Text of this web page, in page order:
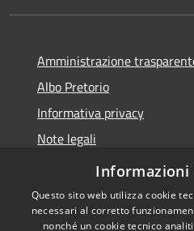
Amministrazione
Albo Pretorio
Informativa privacy
Note legali
Dichiarazione di accessibilità
Informazioni
Questo sito web utilizza cookie
necessari al corretto
nonché un cookie tecnico